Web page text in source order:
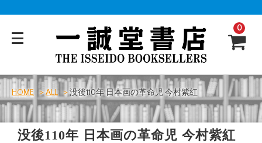
0
HOME ALL 没後110年 日本画の革命児 今村紫紅
没後110年 日本画の革命児 今村紫紅